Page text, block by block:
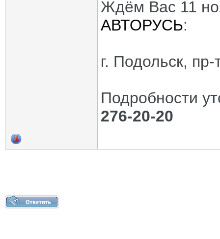
Ждём Вас 11
АВТОРУСЬ:
г. Подольск,
Подробности
276-20-20